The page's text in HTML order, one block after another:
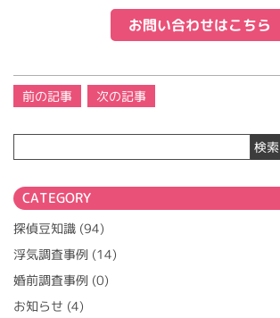
お問い合わせはこちら
投
稿
ナ
ー
シ
ョ
前の記事 次の記事
検索
CATEGORY
探偵豆知識 (94)
浮気調査事例 (14)
婚前調査事例 (0)
お知らせ (4)